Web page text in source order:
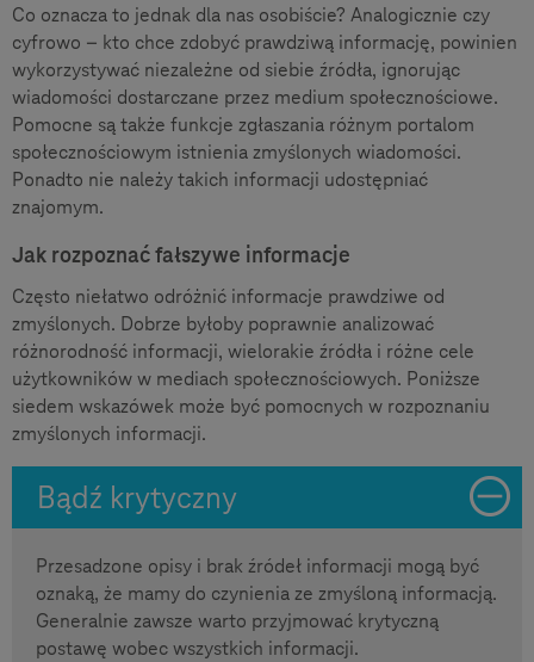
Co oznacza to jednak dla nas osobiście? Analogicznie czy
cyfrowo – kto chce zdobyć prawdziwą informację, powinien
wykorzystywać niezależne od siebie źródła, ignorując
wiadomości dostarczane przez medium społecznościowe.
Pomocne są także funkcje zgłaszania różnym portalom
społecznościowym istnienia zmyślonych wiadomości.
Ponadto nie należy takich informacji udostępniać
znajomym.
Jak rozpoznać fałszywe informacje
Często niełatwo odróżnić informacje prawdziwe od
zmyślonych. Dobrze byłoby poprawnie analizować
różnorodność informacji, wielorakie źródła i różne cele
użytkowników w mediach społecznościowych. Poniższe
siedem wskazówek może być pomocnych w rozpoznaniu
zmyślonych informacji.
Bądź krytyczny
Przesadzone opisy i brak źródeł informacji mogą być
oznaką, że mamy do czynienia ze zmyśloną informacją.
Generalnie zawsze warto przyjmować krytyczną
postawę wobec wszystkich informacji.